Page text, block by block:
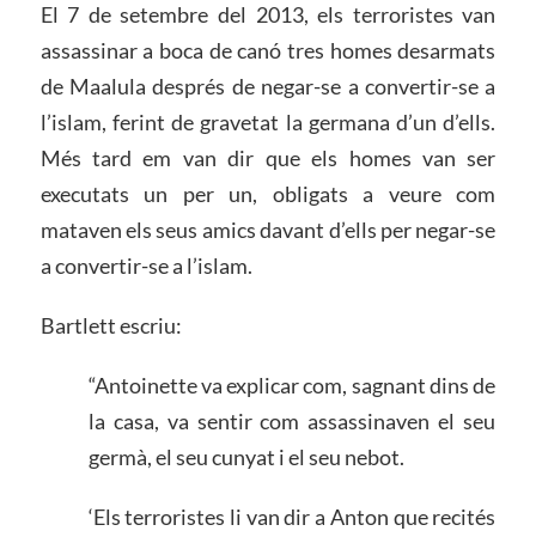
El 7 de setembre del 2013, els terroristes van
assassinar a boca de canó tres homes desarmats
de Maalula després de negar-se a convertir-se a
l’islam, ferint de gravetat la germana d’un d’ells.
Més tard em van dir que els homes van ser
executats un per un, obligats a veure com
mataven els seus amics davant d’ells per negar-se
a convertir-se a l’islam.
Bartlett escriu:
“Antoinette va explicar com, sagnant dins de
la casa, va sentir com assassinaven el seu
germà, el seu cunyat i el seu nebot.
‘Els terroristes li van dir a Anton que recités